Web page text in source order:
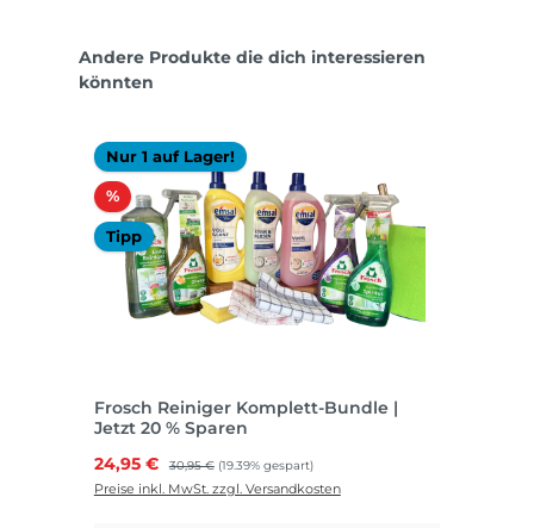
Produktgalerie überspringen
Andere Produkte die dich interessieren
könnten
Nur 1 auf Lager!
%Rabatt
Tipp
Frosch Reiniger Komplett-Bundle |
Jetzt 20 % Sparen
Verkaufspreis:
24,95 € Regulärer Preis:
30,95 € (19.39% gespart)
Preise inkl. MwSt. zzgl. Versandkosten